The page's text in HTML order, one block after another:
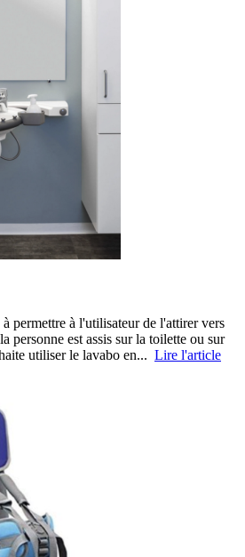
permettre à l'utilisateur de l'attirer vers
personne est assis sur la toilette ou sur
utiliser le lavabo en... Lire l'article